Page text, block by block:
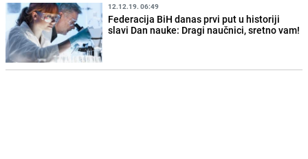
12.12.19. 06:49
Federacija BiH danas prvi put u historiji
slavi Dan nauke: Dragi naučnici, sretno vam!